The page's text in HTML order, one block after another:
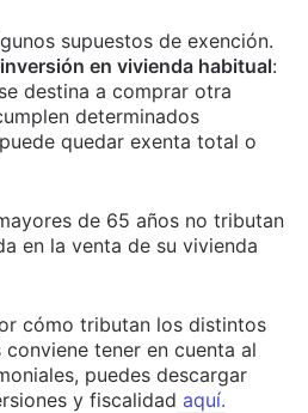
supuestos de exención.
en vivienda habitual:
destina a comprar otra
determinados
quedar exenta total o
de 65 años no tributan
en la venta de su vivienda
cómo tributan los distintos
tener en cuenta al
puedes descargar
y fiscalidad aquí.